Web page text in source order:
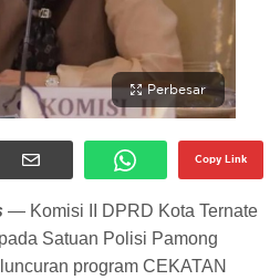
Perbesar
Copy Link
— Komisi II DPRD Kota Ternate
Satuan Polisi Pamong
program CEKATAN